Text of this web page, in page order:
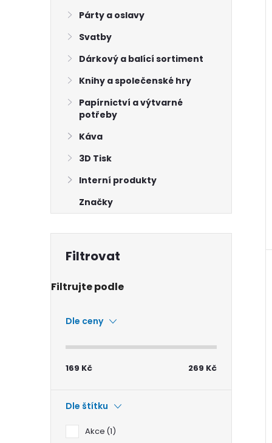
Párty a oslavy
Svatby
Dárkový a balící sortiment
Knihy a společenské hry
Papírnictví a výtvarné
potřeby
Káva
3D Tisk
Interní produkty
Značky
Dle ceny
169 Kč 269 Kč
Dle štítku
Akce 1